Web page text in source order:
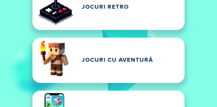
JOCURI RETRO
JOCURI CU AVENTURĂ